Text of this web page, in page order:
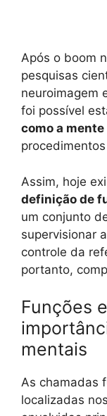
Após o boom
pesquisas
neuroimagem
foi possível
como a
Assim, hoje
definição de
um conjunto
supervisionar
controle da
portanto,
Funções
mentais
As chamadas
localizadas